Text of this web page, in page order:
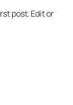
post. Edit or